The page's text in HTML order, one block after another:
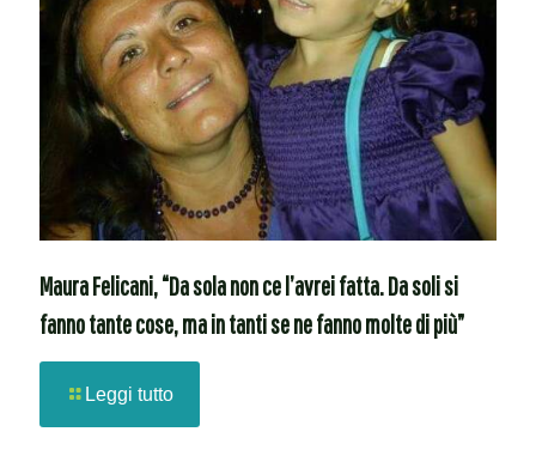
Maura Felicani, “Da sola non ce l’avrei fatta. Da soli si
fanno tante cose, ma in tanti se ne fanno molte di più”
Leggi tutto